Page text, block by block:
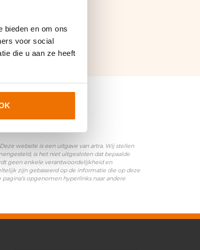
bieden en om ons
voor social
die u aan ze heeft
website is een uitgave van artra. Wij stellen
is het niet uitgesloten dat bepaalde
geen enkele verantwoordelijkheid en
zijn gebaseerd op de informatie die op deze
opgenomen hyperlinks naar andere